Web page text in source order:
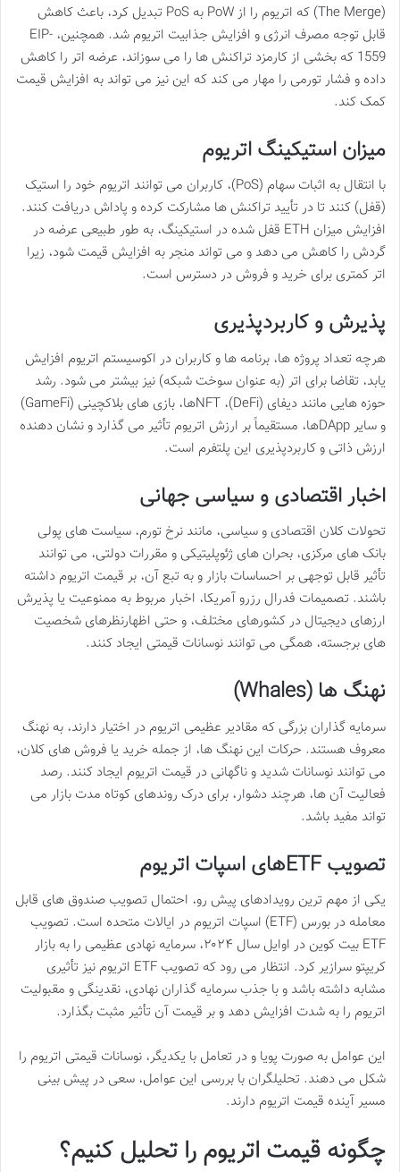
(The Merge) که اتریوم را از PoW به PoS تبدیل کرد، باعث کاهش
قابل توجه مصرف انرژی و افزایش جذابیت اتریوم شد. همچنین، EIP-
1559 که بخشی از کارمزد تراکنش ها را می سوزاند، عرضه اتر را کاهش
داده و فشار تورمی را مهار می کند که این نیز می تواند به افزایش قیمت
کمک کند.
میزان استیکینگ اتریوم
با انتقال به اثبات سهام (PoS)، کاربران می توانند اتریوم خود را استیک
(قفل) کنند تا در تأیید تراکنش ها مشارکت کرده و پاداش دریافت کنند.
افزایش میزان ETH قفل شده در استیکینگ، به طور طبیعی عرضه در
گردش را کاهش می دهد و می تواند منجر به افزایش قیمت شود، زیرا
اتر کمتری برای خرید و فروش در دسترس است.
پذیرش و کاربردپذیری
هرچه تعداد پروژه ها، برنامه ها و کاربران در اکوسیستم اتریوم افزایش
یابد، تقاضا برای اتر (به عنوان سوخت شبکه) نیز بیشتر می شود. رشد
حوزه هایی مانند دیفای (DeFi)، NFTها، بازی های بلاکچینی (GameFi)
و سایر DAppها، مستقیماً بر ارزش اتریوم تأثیر می گذارد و نشان دهنده
ارزش ذاتی و کاربردپذیری این پلتفرم است.
اخبار اقتصادی و سیاسی جهانی
تحولات کلان اقتصادی و سیاسی، مانند نرخ تورم، سیاست های پولی
بانک های مرکزی، بحران های ژئوپلیتیکی و مقررات دولتی، می توانند
تأثیر قابل توجهی بر احساسات بازار و به تبع آن، بر قیمت اتریوم داشته
باشند. تصمیمات فدرال رزرو آمریکا، اخبار مربوط به ممنوعیت یا پذیرش
ارزهای دیجیتال در کشورهای مختلف، و حتی اظهارنظرهای شخصیت
های برجسته، همگی می توانند نوسانات قیمتی ایجاد کنند.
نهنگ ها (Whales)
سرمایه گذاران بزرگی که مقادیر عظیمی اتریوم در اختیار دارند، به نهنگ
معروف هستند. حرکات این نهنگ ها، از جمله خرید یا فروش های کلان،
می توانند نوسانات شدید و ناگهانی در قیمت اتریوم ایجاد کنند. رصد
فعالیت آن ها، هرچند دشوار، برای درک روندهای کوتاه مدت بازار می
تواند مفید باشد.
تصویب ETFهای اسپات اتریوم
یکی از مهم ترین رویدادهای پیش رو، احتمال تصویب صندوق های قابل
معامله در بورس (ETF) اسپات اتریوم در ایالات متحده است. تصویب
ETF بیت کوین در اوایل سال ۲۰۲۴، سرمایه نهادی عظیمی را به بازار
کریپتو سرازیر کرد. انتظار می رود که تصویب ETF اتریوم نیز تأثیری
مشابه داشته باشد و با جذب سرمایه گذاران نهادی، نقدینگی و مقبولیت
اتریوم را به شدت افزایش دهد و بر قیمت آن تأثیر مثبت بگذارد.
این عوامل به صورت پویا و در تعامل با یکدیگر، نوسانات قیمتی اتریوم را
شکل می دهند. تحلیلگران با بررسی این عوامل، سعی در پیش بینی
مسیر آینده قیمت اتریوم دارند.
چگونه قیمت اتریوم را تحلیل کنیم؟